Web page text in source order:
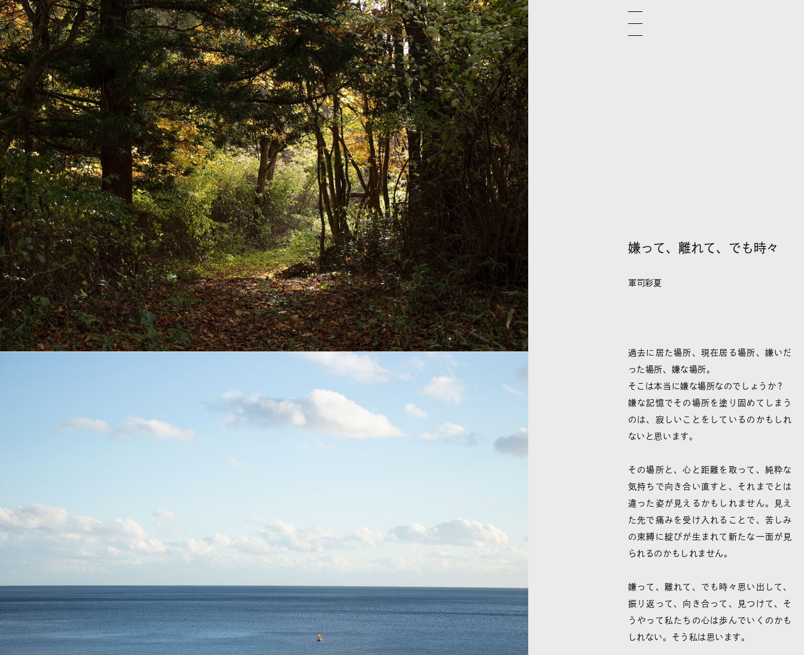
嫌って、離れて、でも時々
軍司彩夏
過去に居た場所、現在居る場所、嫌いだ
った場所、嫌な場所。
そこは本当に嫌な場所なのでしょうか？
嫌な記憶でその場所を塗り固めてしまう
のは、寂しいことをしているのかもしれ
ないと思います。
その場所と、心と距離を取って、純粋な
気持ちで向き合い直すと、それまでとは
違った姿が見えるかもしれません。見え
た先で痛みを受け入れることで、苦しみ
の束縛に綻びが生まれて新たな一面が見
られるのかもしれません。
嫌って、離れて、でも時々思い出して、
振り返って、向き合って、見つけて、そ
うやって私たちの心は歩んでいくのかも
しれない。そう私は思います。